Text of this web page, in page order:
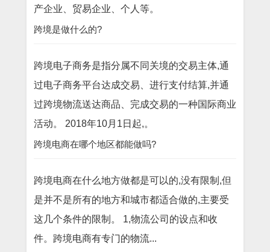
产企业、贸易企业、个人等。
跨境是做什么的?
跨境电子商务是指分属不同关境的交易主体,通
过电子商务平台达成交易、进行支付结算,并通
过跨境物流送达商品、完成交易的一种国际商业
活动。 2018年10月1日起,。
跨境电商在哪个地区都能做吗?
跨境电商在什么地方做都是可以的,没有限制,但
是并不是所有的地方和城市都适合做的,主要受
这几个条件的限制。 1,物流公司的设点和收
件。跨境电商有专门的物流...